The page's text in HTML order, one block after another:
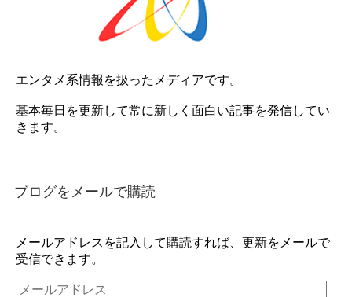
エンタメ系情報を扱ったメディアです。
基本毎日を更新して常に新しく面白い記事を発信してい
きます。
ブログをメールで購読
メールアドレスを記入して購読すれば、更新をメールで
受信できます。
メ